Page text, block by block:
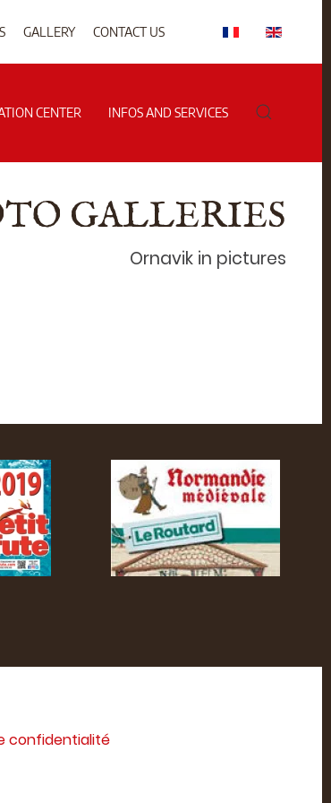
GALLERY CONTACT US
CENTER INFOS AND SERVICES
GALLERIES
Ornavik in pictures
confidentialité